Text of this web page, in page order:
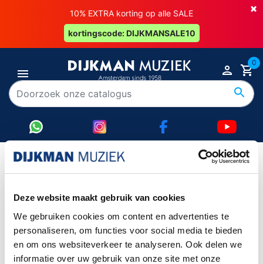
Deze website maakt gebruik van cookies
We gebruiken cookies om content en advertenties te
personaliseren, om functies voor social media te bieden
en om ons websiteverkeer te analyseren. Ook delen we
informatie over uw gebruik van onze site met onze
×
10% EXTRA korting op alle SALE
kortingscode: DIJKMANSALE10
0
Moog
Item 1-0 van 0 in totaal item(s)
Item 1-0 van 0 in totaal item(s)
Terug naar boven